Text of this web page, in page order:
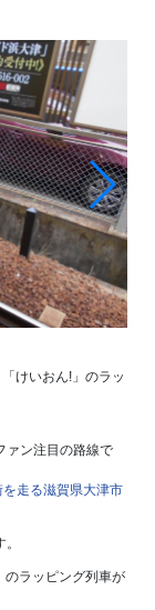
けいおん!」のラッ
ァン注目の路線で
を走る滋賀県大津市
ラッピング列車が